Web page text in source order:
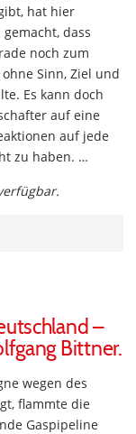
hat hier
dass
noch zum
Sinn, Ziel und
Es kann doch
auf eine
auf jede
zu haben. …
–
Bittner.
wegen des
flammte die
Gaspipeline